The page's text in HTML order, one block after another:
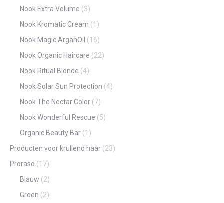
Nook Extra Volume (3)
Nook Kromatic Cream (1)
Nook Magic ArganOil (16)
Nook Organic Haircare (22)
Nook Ritual Blonde (4)
Nook Solar Sun Protection (4)
Nook The Nectar Color (7)
Nook Wonderful Rescue (5)
Organic Beauty Bar (1)
Producten voor krullend haar (23)
Proraso (17)
Blauw (2)
Groen (2)